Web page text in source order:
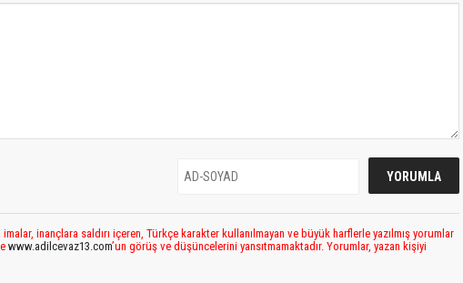
inançlara saldırı içeren, Türkçe karakter kullanılmayan ve büyük harflerle yazılmış yorumlar
www.adilcevaz13.com’un görüş ve düşüncelerini yansıtmamaktadır. Yorumlar, yazan kişiyi